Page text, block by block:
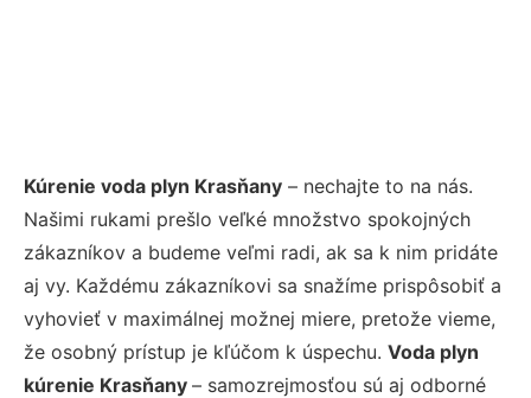
Kúrenie voda plyn Krasňany – nechajte to na nás.
Našimi rukami prešlo veľké množstvo spokojných
zákazníkov a budeme veľmi radi, ak sa k nim pridáte
aj vy. Každému zákazníkovi sa snažíme prispôsobiť a
vyhovieť v maximálnej možnej miere, pretože vieme,
že osobný prístup je kľúčom k úspechu. Voda plyn
kúrenie Krasňany – samozrejmosťou sú aj odborné